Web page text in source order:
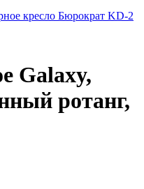
кресло Бюрократ KD-2
Galaxy,
ротанг,